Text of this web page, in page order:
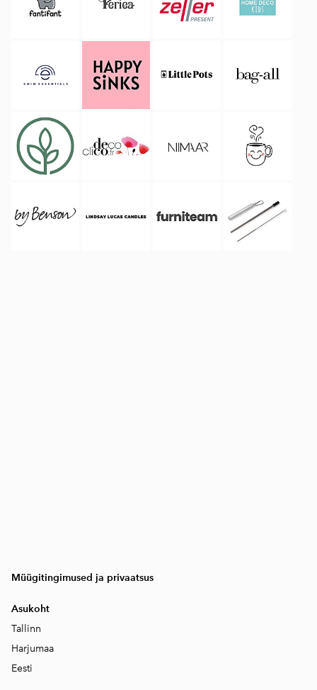
Müügitingimused ja privaatsus
Asukoht
Tallinn
Harjumaa
Eesti